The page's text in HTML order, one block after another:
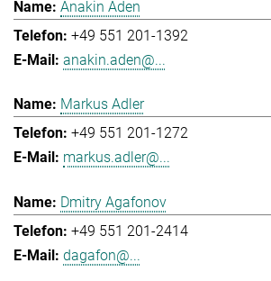
Anakin Aden
+49 551 201-1392
anakin.aden@...
Markus Adler
+49 551 201-1272
markus.adler@...
Dmitry Agafonov
+49 551 201-2414
dagafon@...